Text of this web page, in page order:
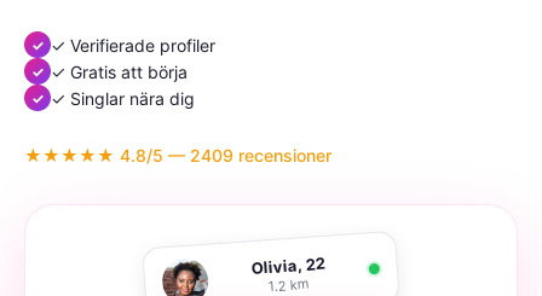
✓ Verifierade profiler
✓ Gratis att börja
✓ Singlar nära dig
★★★★★ 4.8/5 — 2409 recensioner
Olivia, 22
1.2 km